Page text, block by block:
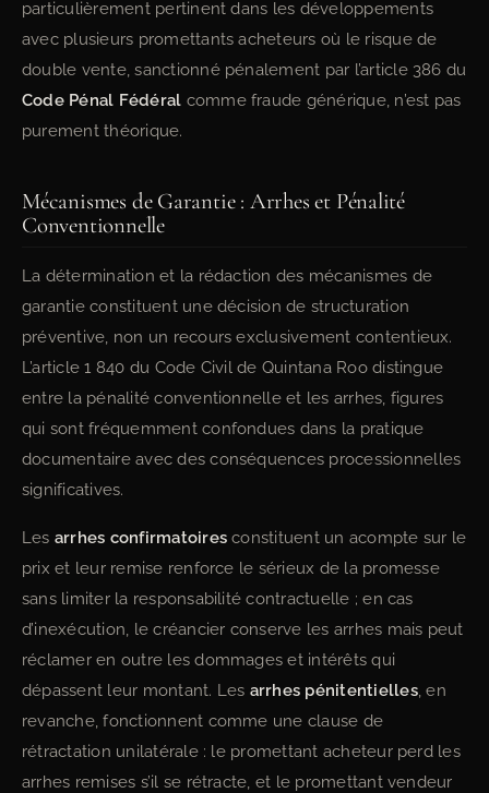
particulièrement pertinent dans les développements
avec plusieurs promettants acheteurs où le risque de
double vente, sanctionné pénalement par l’article 386 du
Code Pénal Fédéral comme fraude générique, n’est pas
purement théorique.
Mécanismes de Garantie : Arrhes et Pénalité
Conventionnelle
La détermination et la rédaction des mécanismes de
garantie constituent une décision de structuration
préventive, non un recours exclusivement contentieux.
L’article 1 840 du Code Civil de Quintana Roo distingue
entre la pénalité conventionnelle et les arrhes, figures
qui sont fréquemment confondues dans la pratique
documentaire avec des conséquences processionnelles
significatives.
Les arrhes confirmatoires constituent un acompte sur le
prix et leur remise renforce le sérieux de la promesse
sans limiter la responsabilité contractuelle ; en cas
d’inexécution, le créancier conserve les arrhes mais peut
réclamer en outre les dommages et intérêts qui
dépassent leur montant. Les arrhes pénitentielles, en
revanche, fonctionnent comme une clause de
rétractation unilatérale : le promettant acheteur perd les
arrhes remises s’il se rétracte, et le promettant vendeur